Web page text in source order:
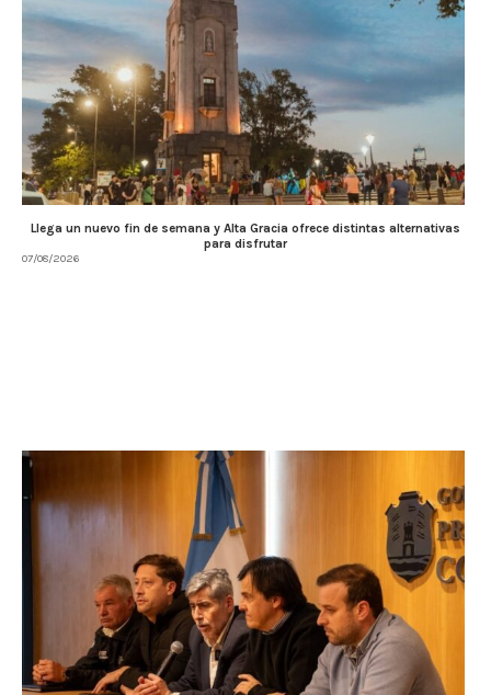
Llega un nuevo fin de semana y Alta Gracia ofrece distintas alternativas
para disfrutar
07/08/2026